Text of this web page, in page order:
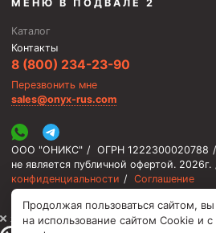
Фрезерующие инструменты
Клинья — отклонители
Метчики ловильные
Колокола ловильные
Быстроразъёмные соединения
Рукава буровые
Стропы
Стропы канатные ВК
МЕНЮ В ПОДВАЛЕ 2
Каталог
Контакты
8 (800) 234-23-90
Перезвонить мне
sales@onyx-rus.com
ООО "ОНИКС" / ОГРН 1222300020788 /
не является публичной офертой. 2026г.
конфиденциальности / Соглашение
⚡️ Мы онлайн, ответим быстро
Продолжая пользоваться сайтом,
на использование сайтом Cookie и с